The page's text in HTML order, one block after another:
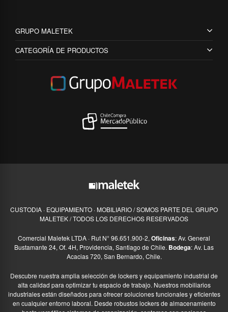
GRUPO MALETEK
CATEGORÍA DE PRODUCTOS
CUSTODIA · EQUIPAMIENTO · MOBILIARIO / SOMOS PARTE DEL GRUPO
MALETEK / TODOS LOS DERECHOS RESERVADOS
Comercial Maletek LTDA · Rut N° 96.651.900-2, Oficinas: Av. General
Bustamante 24, Of. 4H, Providencia, Santiago de Chile. Bodega: Av. Las
Acacias 720, San Bernardo, Chile.
Descubre nuestra amplia selección de lockers y equipamiento industrial de
alta calidad para optimizar tu espacio de trabajo. Nuestros mobiliarios
industriales están diseñados para ofrecer soluciones funcionales y eficientes
en cualquier entorno laboral. Desde robustos lockers de almacenamiento